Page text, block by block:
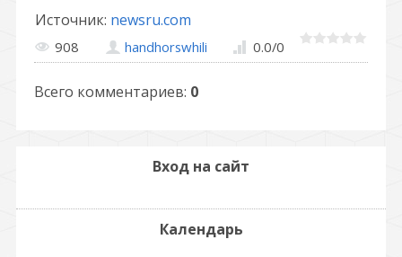
Источник: newsru.com
908 handhorswhili 0.0/0
Всего комментариев: 0
Вход на сайт
Календарь